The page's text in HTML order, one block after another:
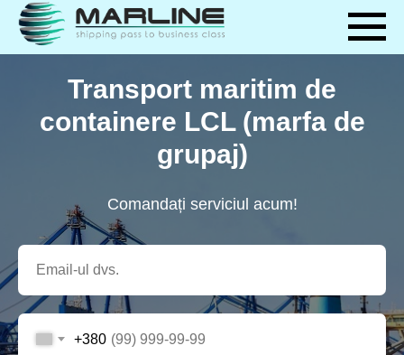
Transport maritim de
containere LCL (marfa de
grupaj)
Comandați serviciul acum!
+380